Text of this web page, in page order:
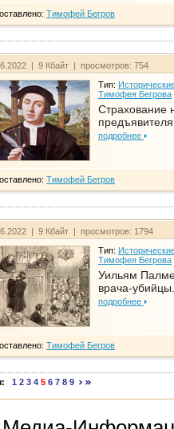
Тимофей Бегров
| 9 Кбайт | просмотров: 754
Тип:
Тимофея Бегрова
Страхование
предъявителя
подробнее
Тимофей Бегров
| 9 Кбайт | просмотров: 1794
Тип:
Тимофея Бегрова
Уильям
врача-
подробнее
Тимофей Бегров
1 2 3 4 5 6 7 8 9